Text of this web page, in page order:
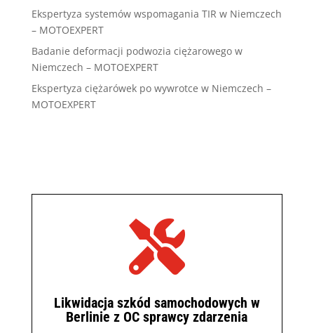
Ekspertyza systemów wspomagania TIR w Niemczech
– MOTOEXPERT
Badanie deformacji podwozia ciężarowego w
Niemczech – MOTOEXPERT
Ekspertyza ciężarówek po wywrotce w Niemczech –
MOTOEXPERT

Likwidacja szkód samochodowych w
Berlinie z OC sprawcy zdarzenia